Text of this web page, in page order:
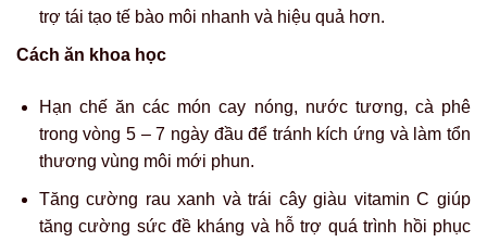
trợ tái tạo tế bào môi nhanh và hiệu quả hơn.
Cách ăn khoa học
Hạn chế ăn các món cay nóng, nước tương, cà phê
trong vòng 5 – 7 ngày đầu để tránh kích ứng và làm tổn
thương vùng môi mới phun.
Tăng cường rau xanh và trái cây giàu vitamin C giúp
tăng cường sức đề kháng và hỗ trợ quá trình hồi phục